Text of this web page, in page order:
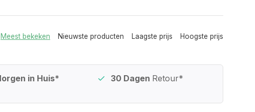
Meest bekeken Nieuwste producten Laagste prijs Hoogste prijs
in Huis* 30 Dagen Retour*